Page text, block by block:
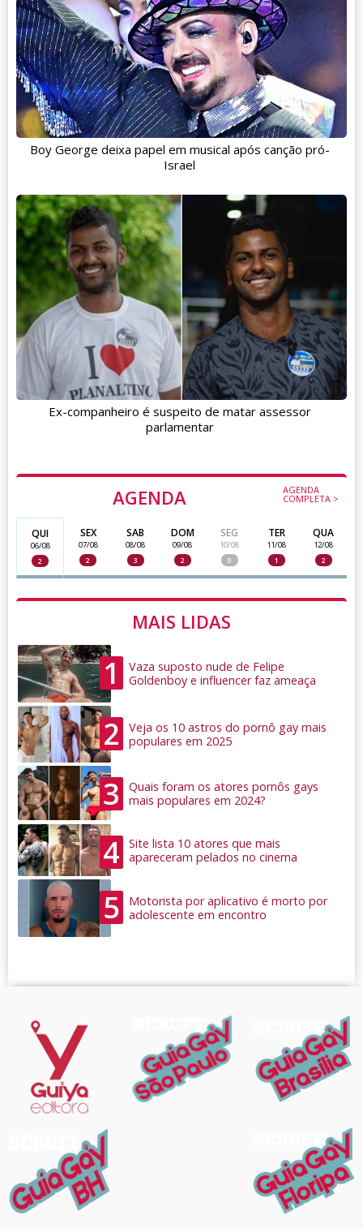
AGENDA AGENDA
COMPLETA >
QUI
06/08
2
SEX
07/08
2
SAB
08/08
3
DOM
09/08
2
SEG
10/08
0
TER
11/08
1
QUA
12/08
2
MAIS LIDAS
1
Vaza suposto nude de Felipe
Goldenboy e influencer faz ameaça
2
Veja os 10 astros do pornô gay mais
populares em 2025
3
Quais foram os atores pornôs gays
mais populares em 2024?
4
Site lista 10 atores que mais
apareceram pelados no cinema
5
Motorista por aplicativo é morto por
adolescente em encontro
Boy George deixa papel em musical após canção pró-
Israel
Ex-companheiro é suspeito de matar assessor
parlamentar